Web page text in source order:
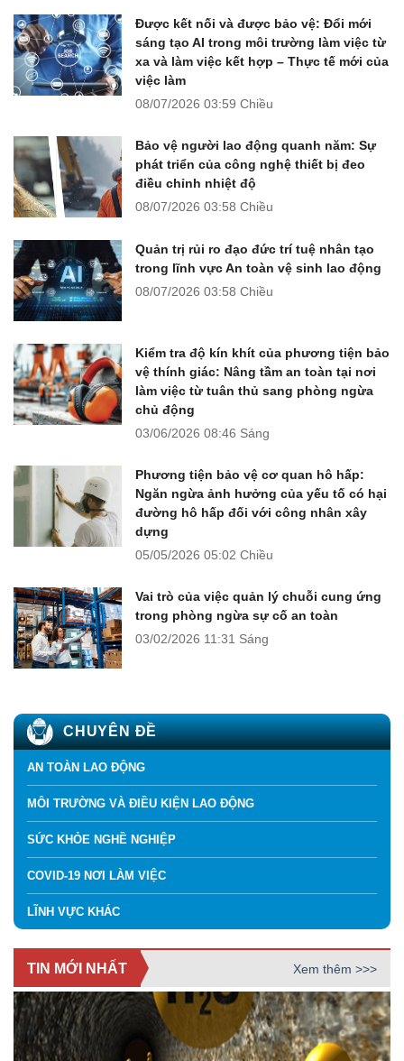
Được kết nối và được bảo vệ: Đổi mới
sáng tạo AI trong môi trường làm việc từ
xa và làm việc kết hợp – Thực tế mới của
việc làm
08/07/2026 03:59 Chiều
Bảo vệ người lao động quanh năm: Sự
phát triển của công nghệ thiết bị đeo
điều chỉnh nhiệt độ
08/07/2026 03:58 Chiều
Quản trị rủi ro đạo đức trí tuệ nhân tạo
trong lĩnh vực An toàn vệ sinh lao động
08/07/2026 03:58 Chiều
Kiểm tra độ kín khít của phương tiện bảo
vệ thính giác: Nâng tầm an toàn tại nơi
làm việc từ tuân thủ sang phòng ngừa
chủ động
03/06/2026 08:46 Sáng
Phương tiện bảo vệ cơ quan hô hấp:
Ngăn ngừa ảnh hưởng của yếu tố có hại
đường hô hấp đối với công nhân xây
dựng
05/05/2026 05:02 Chiều
Vai trò của việc quản lý chuỗi cung ứng
trong phòng ngừa sự cố an toàn
03/02/2026 11:31 Sáng
CHUYÊN ĐỀ
AN TOÀN LAO ĐỘNG
MÔI TRƯỜNG VÀ ĐIỀU KIỆN LAO ĐỘNG
SỨC KHỎE NGHỀ NGHIỆP
COVID-19 NƠI LÀM VIỆC
LĨNH VỰC KHÁC
TIN MỚI NHẤT Xem thêm >>>